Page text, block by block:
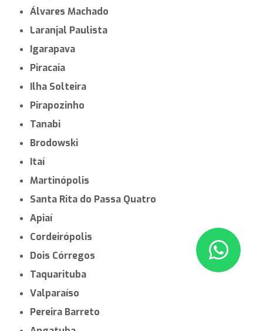
Álvares Machado
Laranjal Paulista
Igarapava
Piracaia
Ilha Solteira
Pirapozinho
Tanabi
Brodowski
Itaí
Martinópolis
Santa Rita do Passa Quatro
Apiaí
Cordeirópolis
Dois Córregos
Taquarituba
Valparaíso
Pereira Barreto